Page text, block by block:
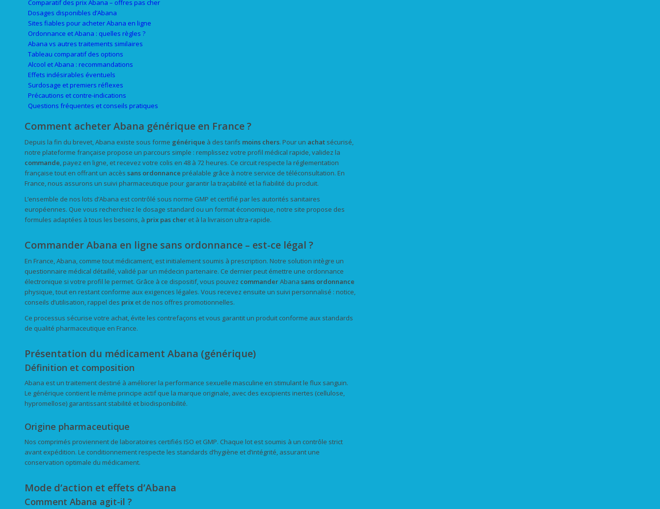
Comparatif des prix Abana – offres pas cher
Dosages disponibles d’Abana
Sites fiables pour acheter Abana en ligne
Ordonnance et Abana : quelles règles ?
Abana vs autres traitements similaires
Tableau comparatif des options
Alcool et Abana : recommandations
Effets indésirables éventuels
Surdosage et premiers réflexes
Précautions et contre-indications
Questions fréquentes et conseils pratiques
Comment acheter Abana générique en France ?
Depuis la fin du brevet, Abana existe sous forme générique à des tarifs moins chers. Pour un achat sécurisé,
notre plateforme française propose un parcours simple : remplissez votre profil médical rapide, validez la
commande, payez en ligne, et recevez votre colis en 48 à 72 heures. Ce circuit respecte la réglementation
française tout en offrant un accès sans ordonnance préalable grâce à notre service de téléconsultation. En
France, nous assurons un suivi pharmaceutique pour garantir la traçabilité et la fiabilité du produit.
L’ensemble de nos lots d’Abana est contrôlé sous norme GMP et certifié par les autorités sanitaires
européennes. Que vous recherchiez le dosage standard ou un format économique, notre site propose des
formules adaptées à tous les besoins, à prix pas cher et à la livraison ultra-rapide.
Commander Abana en ligne sans ordonnance – est-ce légal ?
En France, Abana, comme tout médicament, est initialement soumis à prescription. Notre solution intègre un
questionnaire médical détaillé, validé par un médecin partenaire. Ce dernier peut émettre une ordonnance
électronique si votre profil le permet. Grâce à ce dispositif, vous pouvez commanderAbana sans ordonnance
physique, tout en restant conforme aux exigences légales. Vous recevez ensuite un suivi personnalisé : notice,
conseils d’utilisation, rappel des prix et de nos offres promotionnelles.
Ce processus sécurise votre achat, évite les contrefaçons et vous garantit un produit conforme aux standards
de qualité pharmaceutique en France.
Présentation du médicament Abana (générique)
Définition et composition
Abana est un traitement destiné à améliorer la performance sexuelle masculine en stimulant le flux sanguin.
Le générique contient le même principe actif que la marque originale, avec des excipients inertes (cellulose,
hypromellose) garantissant stabilité et biodisponibilité.
Origine pharmaceutique
Nos comprimés proviennent de laboratoires certifiés ISO et GMP. Chaque lot est soumis à un contrôle strict
avant expédition. Le conditionnement respecte les standards d’hygiène et d’intégrité, assurant une
conservation optimale du médicament.
Mode d’action et effets d’Abana
Comment Abana agit-il ?